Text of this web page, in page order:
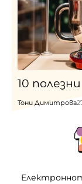
10
Тони Димитрова